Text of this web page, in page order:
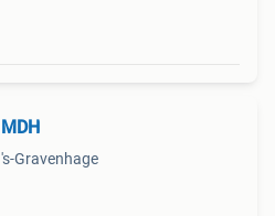
MDH
's-Gravenhage